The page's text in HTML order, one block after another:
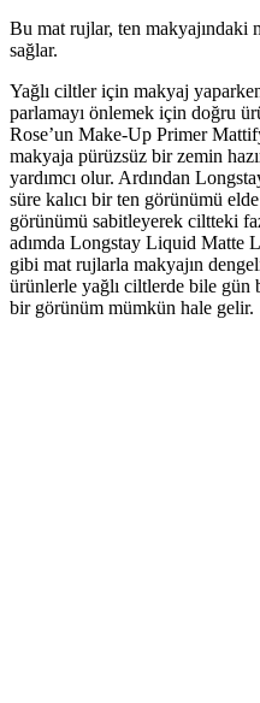
Bu mat rujlar, ten makyajındaki
sağlar.
Yağlı ciltler için makyaj
parlamayı önlemek için doğru
Rose’un Make-Up Primer
makyaja pürüzsüz bir zemin
yardımcı olur. Ardından
süre kalıcı bir ten görünümü
görünümü sabitleyerek ciltteki
adımda Longstay Liquid Matte
gibi mat rujlarla makyajın
ürünlerle yağlı ciltlerde bile gün
bir görünüm mümkün hale gelir.